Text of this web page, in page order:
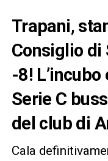
Trapani,
Consiglio di
-8!
Serie C
del club di
Cala